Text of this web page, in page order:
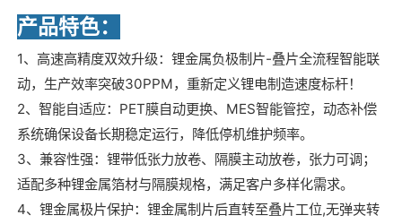
产品特色：
1、高速高精度双效升级：锂金属负极制片-叠片全流程智能联
动，生产效率突破30PPM，重新定义锂电制造速度标杆！
2、智能自适应：PET膜自动更换、MES智能管控，动态补偿
系统确保设备长期稳定运行，降低停机维护频率。
3、兼容性强：锂带低张力放卷、隔膜主动放卷，张力可调；
适配多种锂金属箔材与隔膜规格，满足客户多样化需求。
4、锂金属极片保护：锂金属制片后直转至叠片工位,无弹夹转